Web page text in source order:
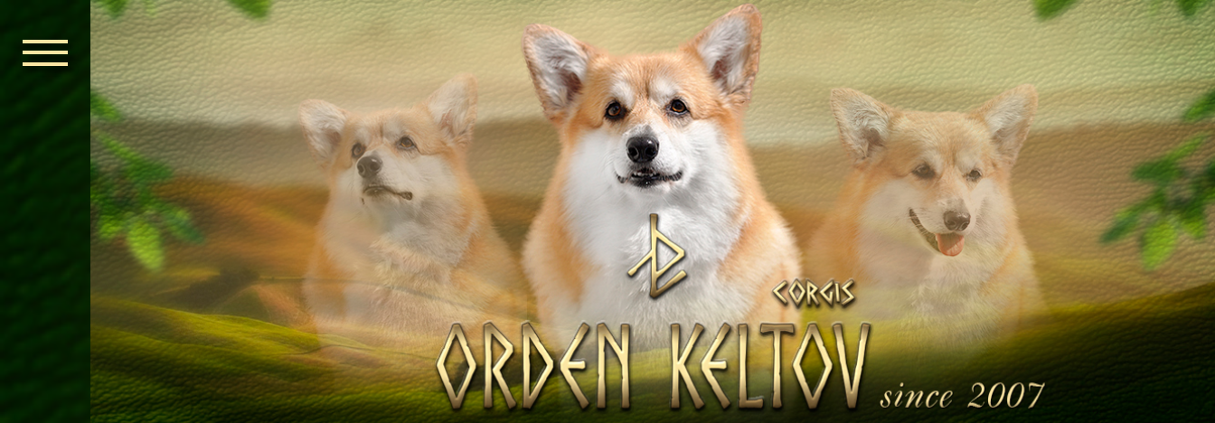
ГОЛОВНА
ОРДЕН КЕЛЬТІВ
НОВИНИ
ДИТЯЧА КІМНАТА
КОНТАКТИ